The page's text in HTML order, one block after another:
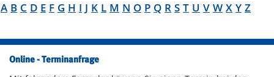
A B C D E F G H I J K L M N O P Q R S T U V W X Y Z
Online - Terminanfrage